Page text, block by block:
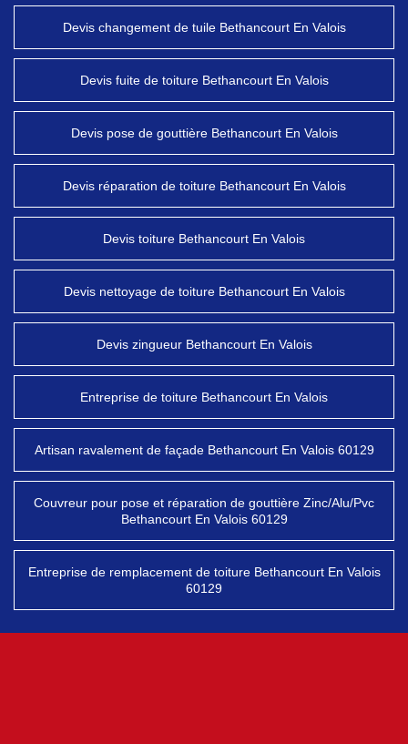
Devis changement de tuile Bethancourt En Valois
Devis fuite de toiture Bethancourt En Valois
Devis pose de gouttière Bethancourt En Valois
Devis réparation de toiture Bethancourt En Valois
Devis toiture Bethancourt En Valois
Devis nettoyage de toiture Bethancourt En Valois
Devis zingueur Bethancourt En Valois
Entreprise de toiture Bethancourt En Valois
Artisan ravalement de façade Bethancourt En Valois 60129
Couvreur pour pose et réparation de gouttière Zinc/Alu/Pvc
Bethancourt En Valois 60129
Entreprise de remplacement de toiture Bethancourt En Valois
60129